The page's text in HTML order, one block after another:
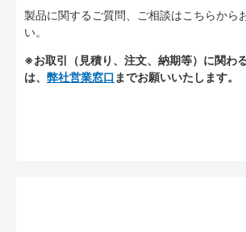
製品に関するご質問、ご相談はこちらから
い。
※お取引（見積り、注文、納期等）に関わ
は、 弊社営業窓口 までお願いいたします。